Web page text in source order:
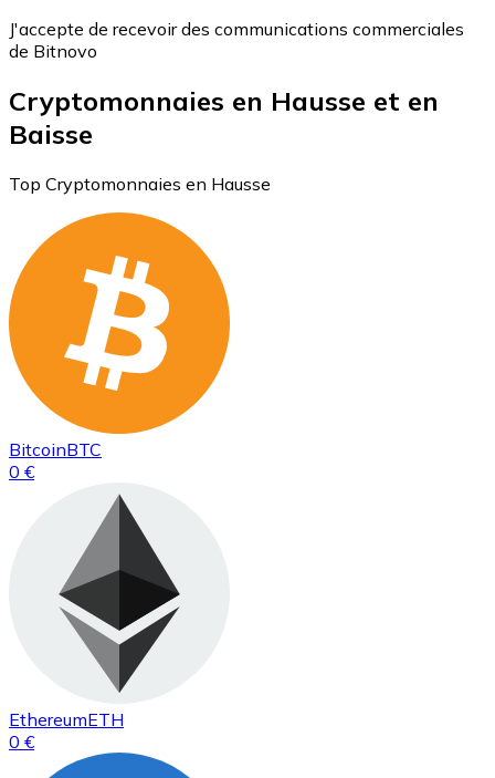
J'accepte de recevoir des communications commerciales
de Bitnovo
Cryptomonnaies en Hausse et en
Baisse
Top Cryptomonnaies en Hausse
BitcoinBTC
0 €
EthereumETH
0 €